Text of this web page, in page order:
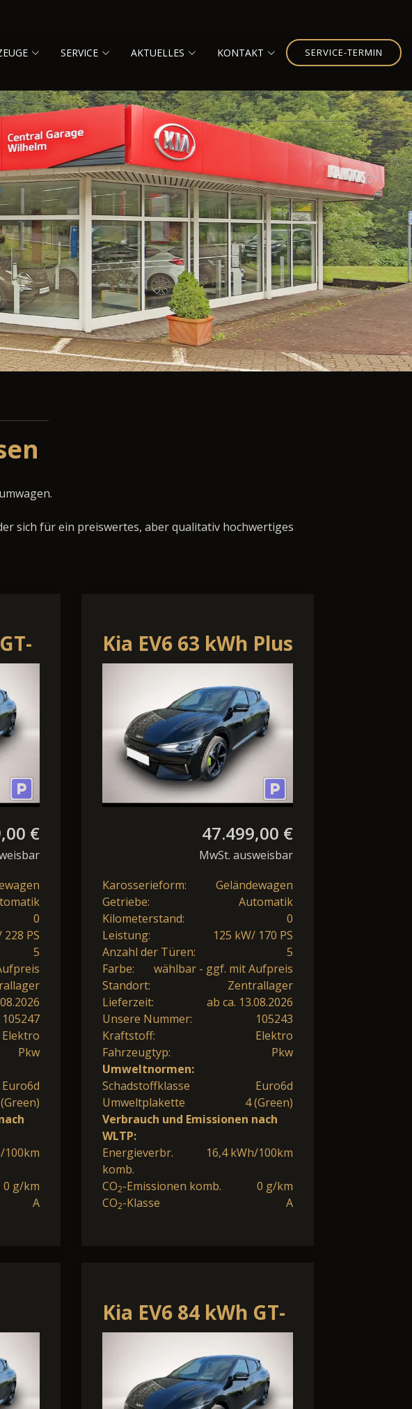
SERVICE AKTUELLES KONTAKT SERVICE-TERMIN
sich für ein preiswertes, aber qualitativ hochwertiges
€
0
228 PS
5
105247
Elektro
Pkw
Euro6d
100km
0 g/km
A
Kia EV6 63 kWh Plus
47.499,00 €
MwSt. ausweisbar
Karosserieform:
Geländewagen
Getriebe:
Automatik
Kilometerstand:
0
Leistung:
125 kW/ 170 PS
Anzahl der Türen:
5
Farbe:
wählbar - ggf. mit Aufpreis
Standort:
Zentrallager
Lieferzeit:
ab ca. 13.08.2026
Unsere Nummer:
105243
Kraftstoff:
Elektro
Fahrzeugtyp:
Pkw
Umweltnormen:
Schadstoffklasse
Euro6d
Umweltplakette
4 (Green)
Verbrauch und Emissionen nach
WLTP:
Energieverbr.
komb.
16,4 kWh/100km
CO2-Emissionen komb.
0 g/km
CO2-Klasse A
Kia EV6 84 kWh GT-
Line